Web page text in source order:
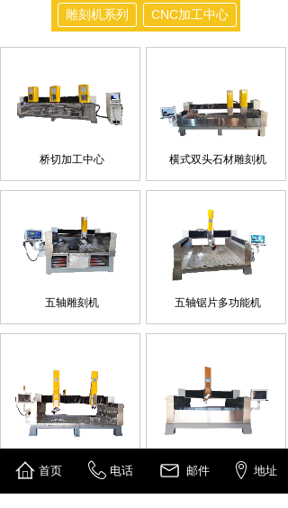
雕刻机系列 CNC加工中心
桥切加工中心 横式双头石材雕刻机
五轴雕刻机 五轴锯片多功能机
四轴多功能加工中心 多功能四轴雕刻机
首页 电话 邮件 地址